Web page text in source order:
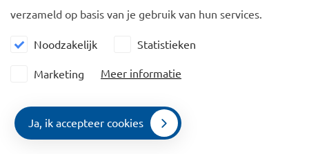
Menu
The Netherlands follows strictly the invitations of the
European Commission with regard to the travel
travel to the Netherlands until 15 June
Essential travellers
like doctors, nurses, healthcare
workers, researchers and experts helping to cope with the
verzameld op basis van je gebruik van hun services.
Noodzakelijk Statistieken
Marketing Meer informatie
Ja, ik accepteer cookies